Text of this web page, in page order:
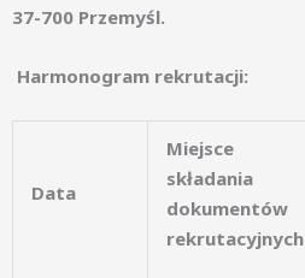
37-700 Przemyśl.
Harmonogram rekrutacji:
Data
Miejsce
składania
dokumentów
rekrutacyjnych